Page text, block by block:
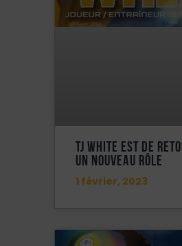
TJ White Est De
Un Nouveau Rôle
1 février, 2023